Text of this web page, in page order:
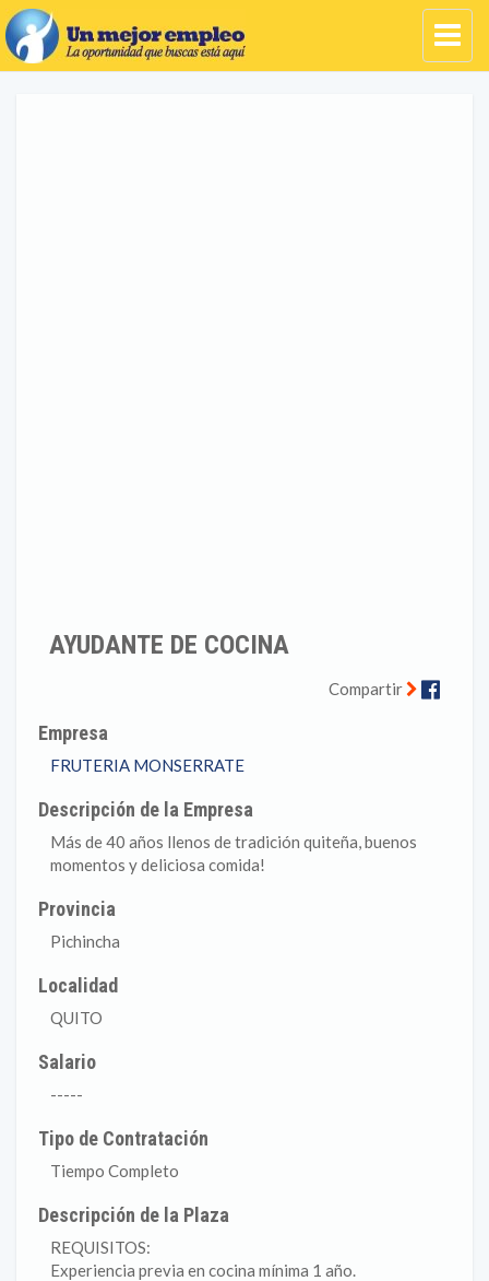
AYUDANTE DE COCINA
Compartir
Empresa
FRUTERIA MONSERRATE
Descripción de la Empresa
Más de 40 años llenos de tradición quiteña, buenos
momentos y deliciosa comida!
Provincia
Pichincha
Localidad
QUITO
Salario
-----
Tipo de Contratación
Tiempo Completo
Descripción de la Plaza
REQUISITOS:
Experiencia previa en cocina mínima 1 año.